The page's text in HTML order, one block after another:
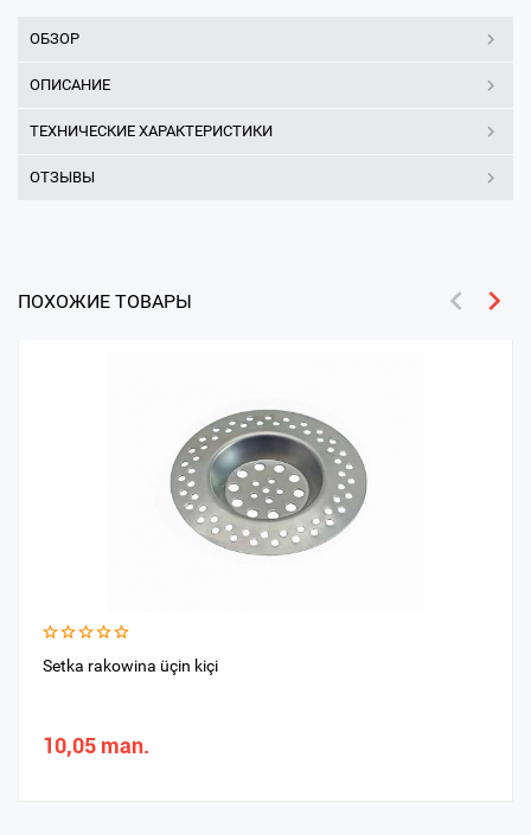
ОБЗОР
ОПИСАНИЕ
ТЕХНИЧЕСКИЕ ХАРАКТЕРИСТИКИ
ОТЗЫВЫ
ПОХОЖИЕ ТОВАРЫ
Setka rakowina üçin kiçi
10,05 man.